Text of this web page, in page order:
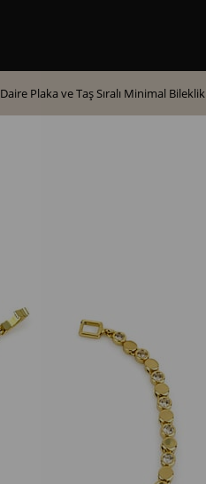
Daire Plaka ve Taş Sıralı Minimal Bileklik